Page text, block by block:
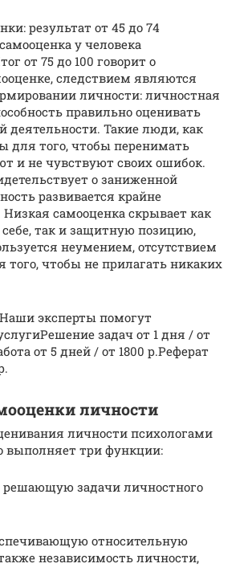
результат от 45 до 74
у человека
от 75 до 100 говорит о
следствием являются
личности: личностная
правильно оценивать
деятельности. Такие люди, как
для того, чтобы перенимать
и не чувствуют своих ошибок.
о заниженной
развивается крайне
самооценка скрывает как
себе, так и защитную позицию,
неумением, отсутствием
того, чтобы не прилагать никаких
эксперты помогут
задач от 1 дня / от
от 5 дней / от 1800 р.Реферат
личности
личности психологами
выполняет три функции:
решающую задачи личностного
относительную
независимость личности,